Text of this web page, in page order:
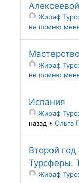
Жираф
не помню
Жираф
не помню
Испания
Жираф
назад • Ольга
Второй
Турсферы.
Жираф